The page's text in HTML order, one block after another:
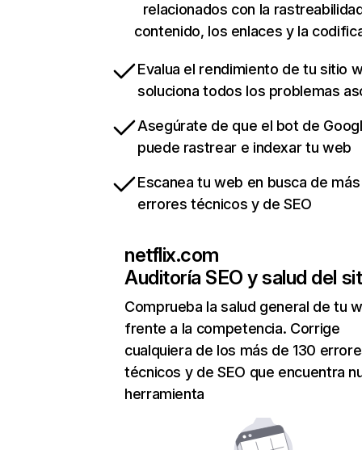
relacionados con la
contenido, los enlaces y la
Evalua el rendimiento de tu sitio
soluciona todos los problemas
Asegúrate de que el bot de
puede rastrear e indexar tu web
Escanea tu web en busca de
errores técnicos y de SEO
netflix.com
Auditoría SEO y salud del
Comprueba la salud general de tu
frente a la competencia. Corrige
cualquiera de los más de 130
técnicos y de SEO que encuentra
herramienta